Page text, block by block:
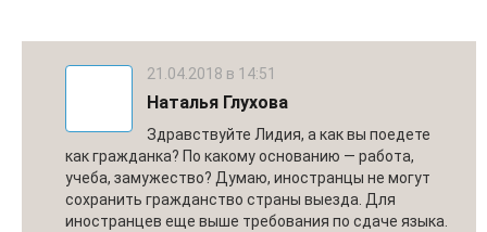
21.04.2018 в 14:51
Наталья Глухова
Здравствуйте Лидия, а как вы поедете
как гражданка? По какому основанию — работа,
учеба, замужество? Думаю, иностранцы не могут
сохранить гражданство страны выезда. Для
иностранцев еще выше требования по сдаче языка.